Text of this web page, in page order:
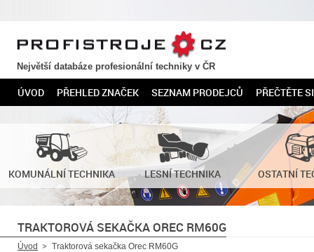
PROFISTROJE.CZ
Největší databáze profesionální techniky v ČR
ÚVOD PŘEHLED ZNAČEK SEZNAM PRODEJCŮ PŘEČTĚTE SI
KOMUNÁLNÍ TECHNIKA LESNÍ TECHNIKA OSTATNÍ
TRAKTOROVÁ SEKAČKA OREC RM60G
Úvod Traktorová sekačka Orec RM60G